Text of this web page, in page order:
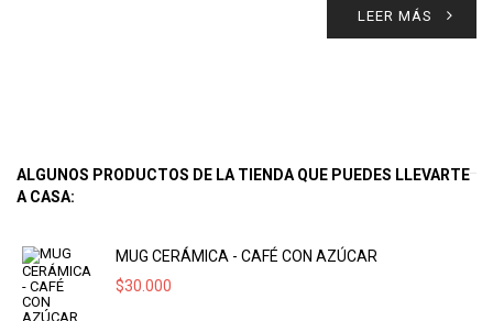
LEER MÁS
ALGUNOS PRODUCTOS DE LA TIENDA QUE PUEDES LLEVARTE
A CASA:
MUG CERÁMICA - CAFÉ CON AZÚCAR
$30.000